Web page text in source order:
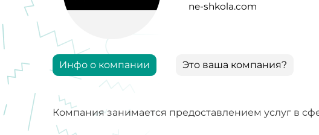
ne-shkola.com
Инфо о компании Это ваша компания?
Компания занимается предоставлением услуг в